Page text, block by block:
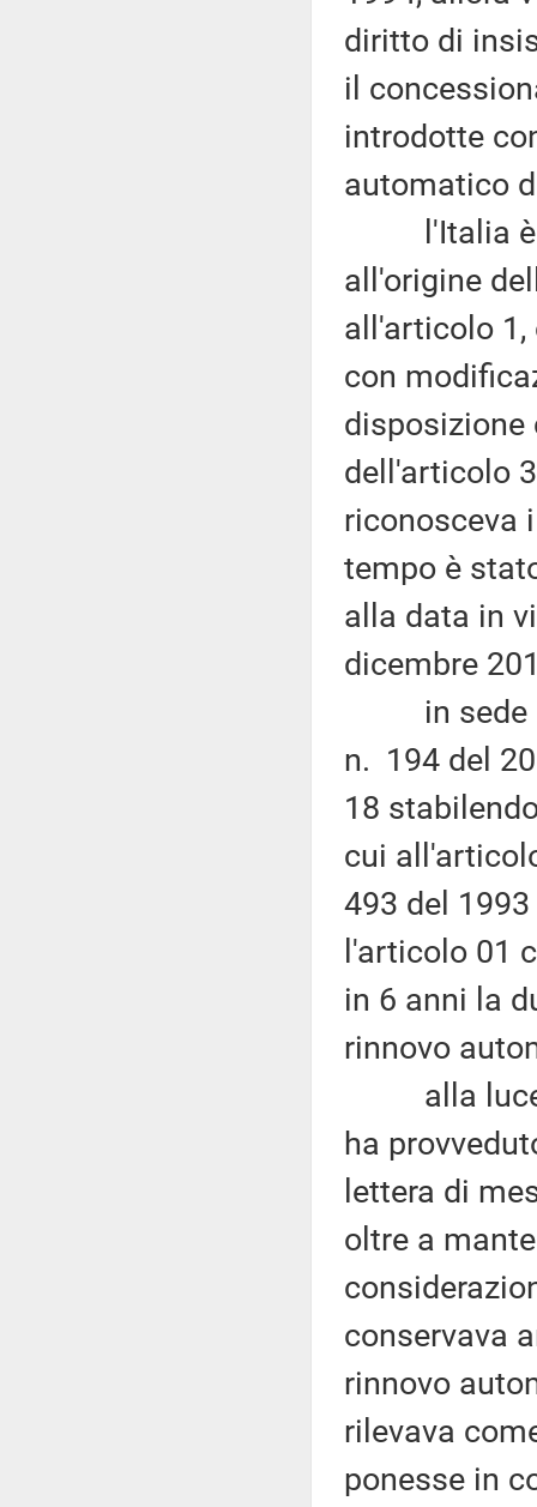
diritto di
il
introdotte
automatico
l'Italia è
all'origine
all'articolo 1,
con
disposizione
dell'articolo
riconosceva
tempo è
alla data in
dicembre
in sede di
n. 194 del
18
cui
493 del
l'articolo 01
in 6 anni la
rinnovo
alla luce
ha
lettera di
oltre a
conservava
rinnovo
rilevava
ponesse in